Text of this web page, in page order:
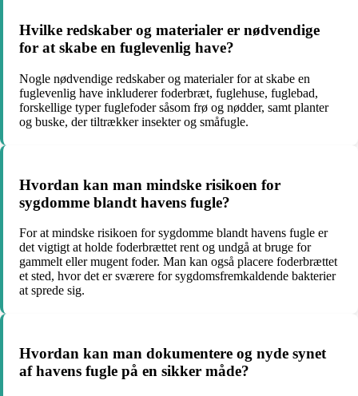
Hvilke redskaber og materialer er nødvendige
for at skabe en fuglevenlig have?
Nogle nødvendige redskaber og materialer for at skabe en
fuglevenlig have inkluderer foderbræt, fuglehuse, fuglebad,
forskellige typer fuglefoder såsom frø og nødder, samt planter
og buske, der tiltrækker insekter og småfugle.
Hvordan kan man mindske risikoen for
sygdomme blandt havens fugle?
For at mindske risikoen for sygdomme blandt havens fugle er
det vigtigt at holde foderbrættet rent og undgå at bruge for
gammelt eller mugent foder. Man kan også placere foderbrættet
et sted, hvor det er sværere for sygdomsfremkaldende bakterier
at sprede sig.
Hvordan kan man dokumentere og nyde synet
af havens fugle på en sikker måde?